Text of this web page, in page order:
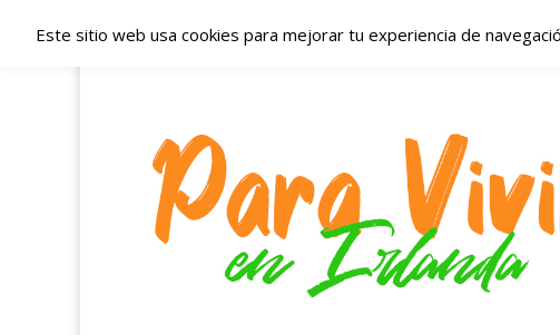
Españoles en
Irlanda –
Blog dedicado a los que viven, estudian y trabajan en Irlanda!
Este sitio web usa cookies para mejorar tu experiencia de